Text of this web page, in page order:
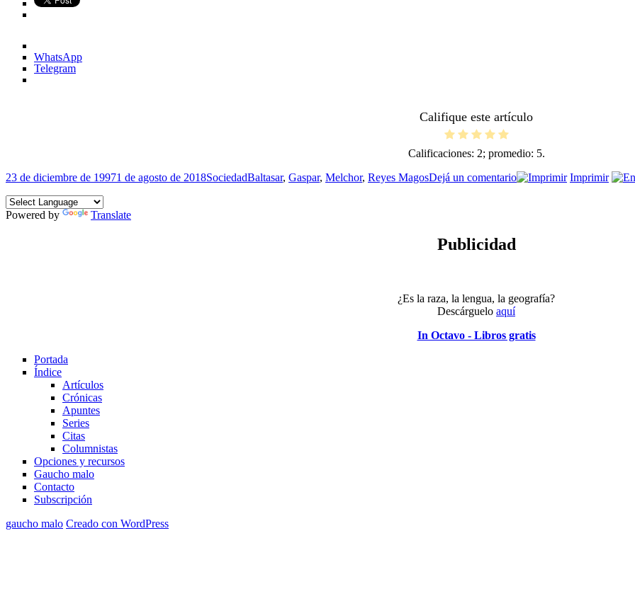
WhatsApp
Telegram
Califique este artículo
Calificaciones: 2; promedio: 5.
Publicado
23 de diciembre de 19971 de agosto de 2018Categorías
SociedadEtiquetas
Baltasar, Gaspar, Melchor, Reyes MagosDejá un comentarioen
Imprimir
Powered by Translate
Publicidad
¿Es la raza, la lengua, la geografía?
Descárguelo aquí
In Octavo - Libros gratis
Portada
Índice
Artículos
Crónicas
Apuntes
Series
Citas
Columnistas
Opciones y recursos
Gaucho malo
Contacto
Subscripción
gaucho malo Creado con WordPress